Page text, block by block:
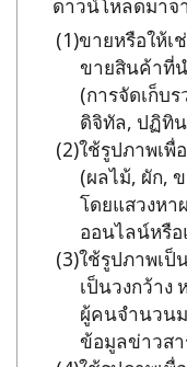
ดาวน์โหลดมาจ
ขายหรือให้เ
ขายสินค้าที่
(การจัดเก็บ
ดิจิทัล, ปฏิทิ
ใช้รูปภาพเพื่
(ผลไม้, ผัก,
โดยแสวงหา
ออนไลน์หรื
ใช้รูปภาพเป็
เป็นวงกว้าง
ผู้คนจำนวนม
ข้อมูลข่าวส